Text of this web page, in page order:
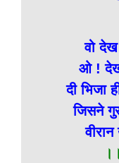
वो देख
ओ ! देख
दी भिजा
जिसने